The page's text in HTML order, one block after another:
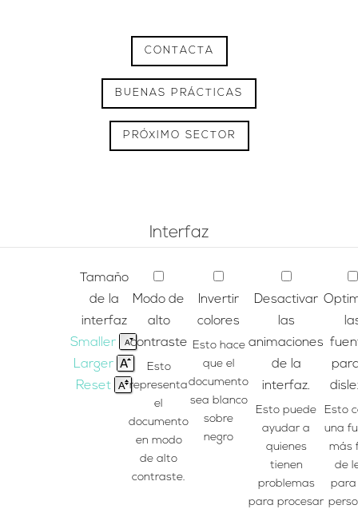
CONTACTA
BUENAS PRÁCTICAS
PRÓXIMO SECTOR
Interfaz
Tamaño
de la
interfaz
Smaller
Larger
Reset
Modo de
alto
contraste
Esto
representa
el
documento
en modo
de alto
contraste.
Invertir
colores
Esto hace
que el
documento
sea blanco
sobre
negro
Desactivar
las
animaciones
de la
interfaz.
Esto puede
ayudar a
quienes
tienen
problemas
para procesar
Esto
una
más
de
para